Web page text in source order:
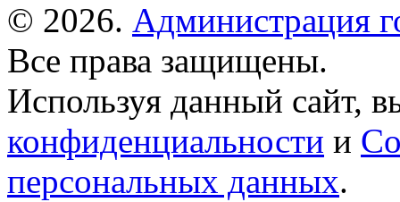
© 2026. Администрация
Все права защищены.
Используя данный сайт,
конфиденциальности и
персональных данных.